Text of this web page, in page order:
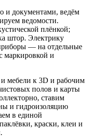
и документами, ведём
ведомости.
плёнкой;
штор. Электрику
— на отдельные
и
мебели к 3D и рабочим
полов и карты
ставим
и гидроизоляцию
в единой
краски, клеи и